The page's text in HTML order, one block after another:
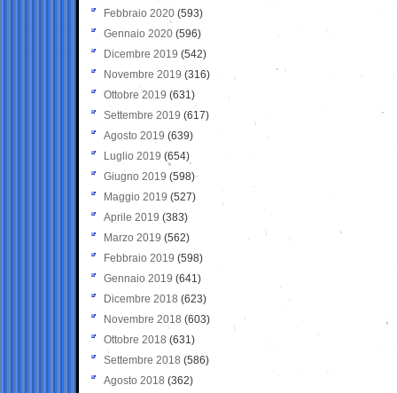
Febbraio 2020 (593)
Gennaio 2020 (596)
Dicembre 2019 (542)
Novembre 2019 (316)
Ottobre 2019 (631)
Settembre 2019 (617)
Agosto 2019 (639)
Luglio 2019 (654)
Giugno 2019 (598)
Maggio 2019 (527)
Aprile 2019 (383)
Marzo 2019 (562)
Febbraio 2019 (598)
Gennaio 2019 (641)
Dicembre 2018 (623)
Novembre 2018 (603)
Ottobre 2018 (631)
Settembre 2018 (586)
Agosto 2018 (362)